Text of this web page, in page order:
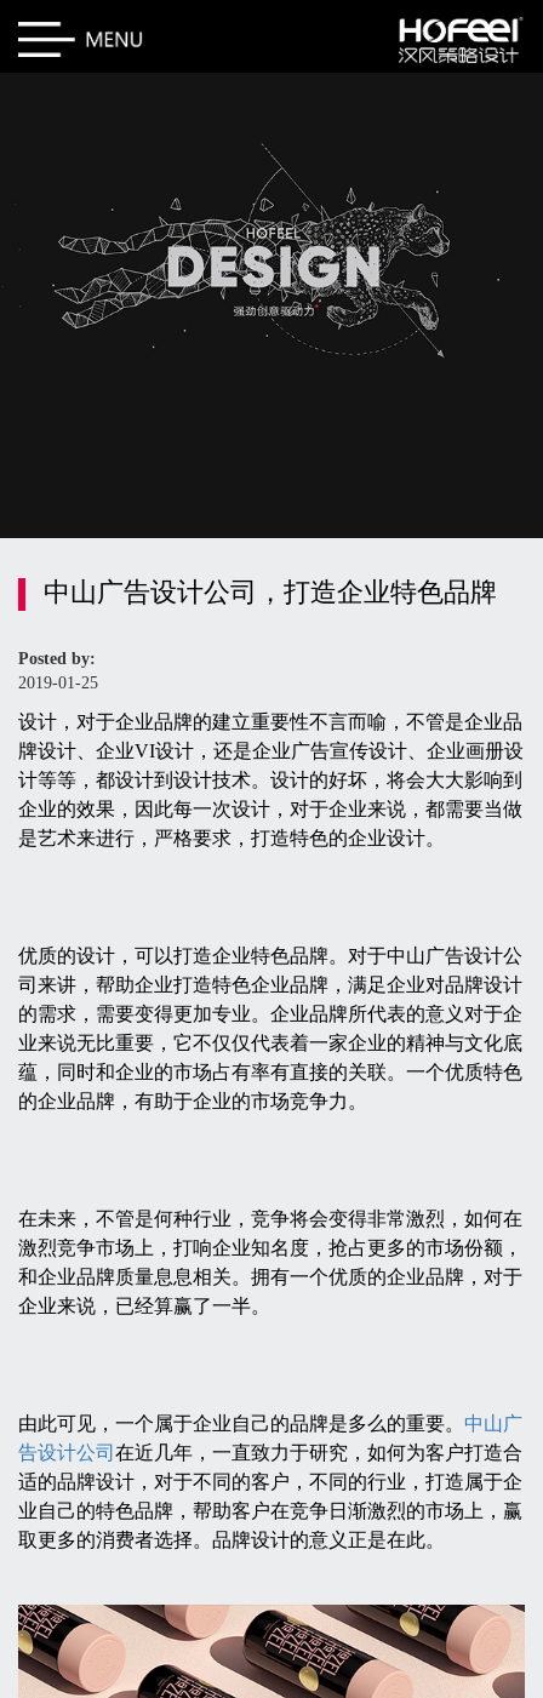
中山广告设计公司，打造企业特色品牌
Posted by:
2019-01-25
设计，对于企业品牌的建立重要性不言而喻，不管是企业品
牌设计、企业VI设计，还是企业广告宣传设计、企业画册设
计等等，都设计到设计技术。设计的好坏，将会大大影响到
企业的效果，因此每一次设计，对于企业来说，都需要当做
是艺术来进行，严格要求，打造特色的企业设计。
优质的设计，可以打造企业特色品牌。对于中山广告设计公
司来讲，帮助企业打造特色企业品牌，满足企业对品牌设计
的需求，需要变得更加专业。企业品牌所代表的意义对于企
业来说无比重要，它不仅仅代表着一家企业的精神与文化底
蕴，同时和企业的市场占有率有直接的关联。一个优质特色
的企业品牌，有助于企业的市场竞争力。
在未来，不管是何种行业，竞争将会变得非常激烈，如何在
激烈竞争市场上，打响企业知名度，抢占更多的市场份额，
和企业品牌质量息息相关。拥有一个优质的企业品牌，对于
企业来说，已经算赢了一半。
由此可见，一个属于企业自己的品牌是多么的重要。 中山广
告设计公司 在近几年，一直致力于研究，如何为客户打造合
适的品牌设计，对于不同的客户，不同的行业，打造属于企
业自己的特色品牌，帮助客户在竞争日渐激烈的市场上，赢
取更多的消费者选择。品牌设计的意义正是在此。